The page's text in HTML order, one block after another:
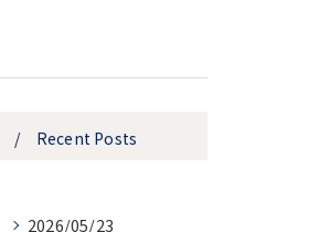
Recent Posts
2026/05/23